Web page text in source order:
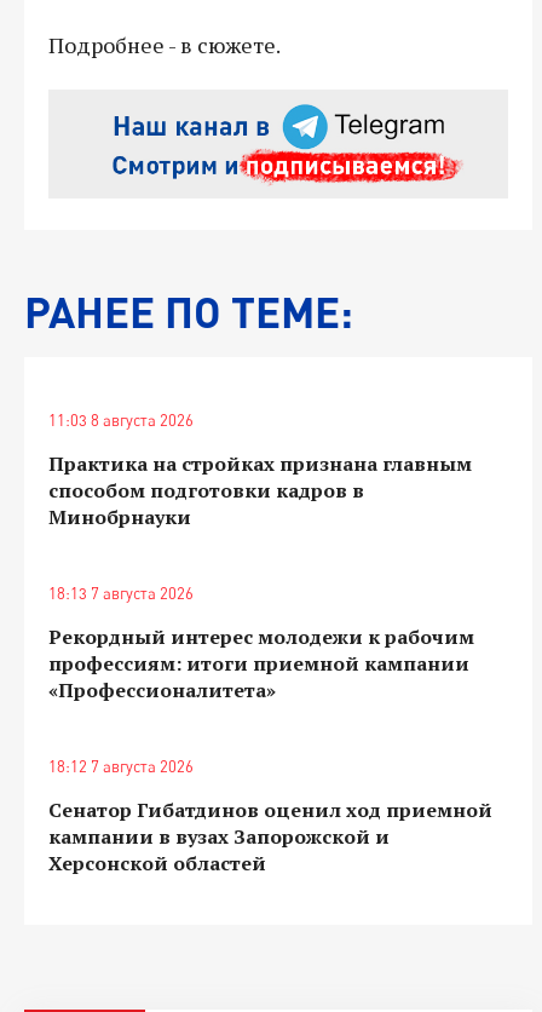
Подробнее - в сюжете.
РАНЕЕ ПО ТЕМЕ:
11:03 8 августа 2026
Практика на стройках признана главным
способом подготовки кадров в
Минобрнауки
18:13 7 августа 2026
Рекордный интерес молодежи к рабочим
профессиям: итоги приемной кампании
«Профессионалитета»
18:12 7 августа 2026
Сенатор Гибатдинов оценил ход приемной
кампании в вузах Запорожской и
Херсонской областей